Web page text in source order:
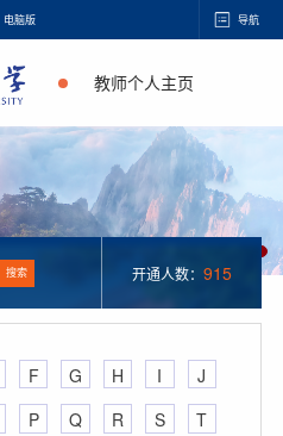
电脑版 导航
教师个人主页
搜索 开通人数： 915
F G H I
J
P Q R S
T